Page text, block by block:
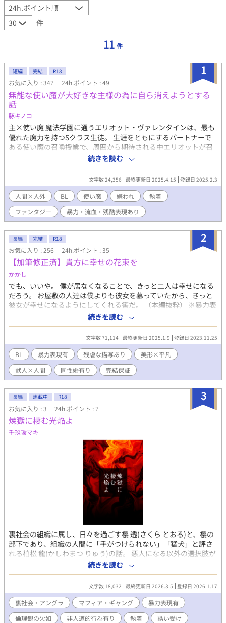
件
11 件
1
短編 完結 R18
お気に入り : 347 24h.ポイント : 49
無能な使い魔が大好きな主様の為に自ら消えようとする
話
豚キノコ
主×使い魔 魔法学園に通うエリオット・ヴァレンタインは、最も
優れた魔力を持つSクラス生徒。 生涯をともにするパートナーで
ある使い魔の召喚授業で、周囲から期待される中エリオットが召
喚したのは力のないヤギ獣人の魔族ノアだった。 エリオットはそ
の事実を受け入れられず、表面上は優しく接するがノアを使い魔
として認めることを拒絶する。 それでもノアはエリオットに認め
られるため献身的に尽くし続け、やがてエリオットはノアの存在
を無視しきれなくなるが、プライドが邪魔をして中々素直になる
ことが出来ない。 しかしそんな中ノアはエリオットを想うあま
り、エリオットが新たな使い魔を得られるようにと愚かな選択を
してしまう。 数年前にXに投稿したネタです。 【注意】 ・流血、
暴力表現有り。残酷描写の保険のため、R指定にしております。
・受けが吃ります、攻めに倫理観があまりありません。 ・メリー
バッドエンドです。愛はありますがあらすじから予測される想像
通りの展開になるため、良い終わり方はしません ・展開が早いた
め、苦手な方は閲覧をおすすめしません 3/22 内容紹介修正
続きを読む
文字数 24,356 最終更新日 2025.4.15 登録日 2025.2.3
人間×人外 BL 使い魔 嫌われ
執着
ファンタジー
暴力・流血・残酷表現あり
2
長編 完結 R18
お気に入り : 256 24h.ポイント : 35
【加筆修正済】貴方に幸せの花束を
かかし
でも、いいや。 僕が居なくなることで、きっと二人は幸せになる
だろう。 お屋敷の人達は僕よりも彼女を慕っていたから、きっと
彼女が幸せになるようにしてくれる筈だ。 （本編抜粋） ※暴力表
現・残虐描写有注意！ 獣人も人間も居て科学っぽいのと魔法っぽ
いのが存在する不思議な某国で、 少し不思議な経験をする主人公
が織りなすS（すこし）F（ふしぎ）な話。 進行の都合上、視点は
ころころ変わります。 復讐はありますがざまぁは無いです。 尚、
BがLするまでかなりの日数を要する割に薄い模様 2024.01.13 完
結しました。お付き合い頂きありがとうございます！ 2025.01.09
加筆修正しました。
続きを読む
文字数 71,114 最終更新日 2025.1.9 登録日 2023.11.25
BL 暴力表現有 残虐な描写あり
美形×平凡
獣人×人間
同性婚有り 完結保証
3
長編 連載中 R18
お気に入り : 3 24h.ポイント : 7
煉獄に棲む光焔よ
千玖環マキ
裏社会の組織に属し、日々を過ごす櫻 透(さくら とおる)と、櫻の
部下であり、組織の人間に「手がつけられない」「猛犬」と評さ
れる柏松 龍(かしわまつ りゅう)の話。 悪人になる以外の選択肢が
なかった男たちの、仄暗いような明るいようなデンジャラスな日
常のあれこれ。 ※グロテスク、暴力流血表現アリ ※著しい倫理観
の欠如や非人道的行為アリ ※胸糞展開（主に過去の話で）アリ ※
後味カラッとした暗い話も多いかもです。 全力で振り切る、が裏
テーマなので、上記が苦手な方にはおすすめしません。悪しから
ずご了承ください。
続きを読む
文字数 18,032 最終更新日 2026.3.5 登録日 2026.1.17
裏社会・アングラ マフィア・ギャング
暴力表現有
倫理観の欠如
非人道的行為有り 執着
誘い受け